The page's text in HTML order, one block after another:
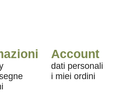
Account
dati personali
i miei ordini